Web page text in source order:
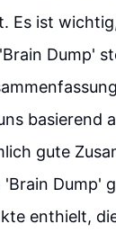
Es ist
Dump'
basierend
gute
Dump'
enthielt,